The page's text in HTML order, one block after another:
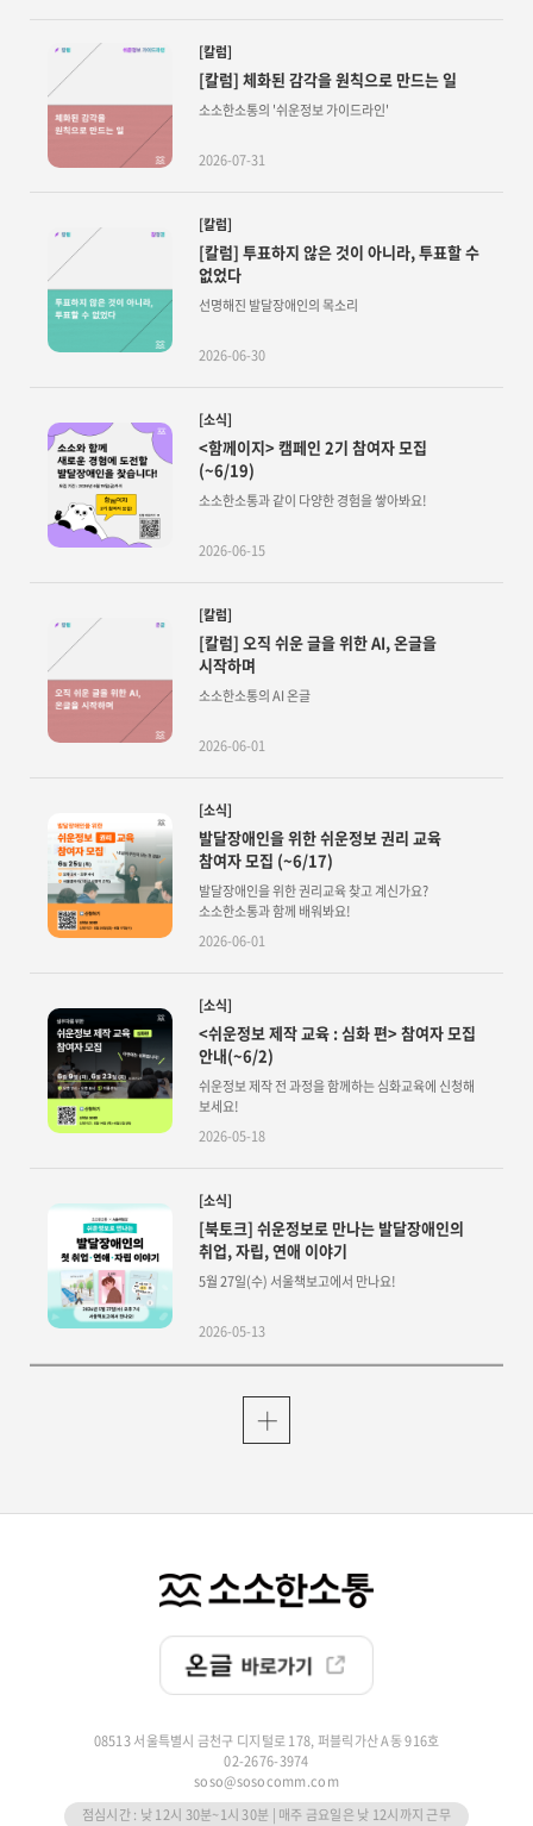
[칼럼]
[칼럼] 체화된 감각을 원칙으로 만드는 일
소소한소통의 '쉬운정보 가이드라인'
2026-07-31
[칼럼]
[칼럼] 투표하지 않은 것이 아니라, 투표할 수
없었다
선명해진 발달장애인의 목소리
2026-06-30
[소식]
<함께이지> 캠페인 2기 참여자 모집
(~6/19)
소소한소통과 같이 다양한 경험을 쌓아봐요!
2026-06-15
[칼럼]
[칼럼] 오직 쉬운 글을 위한 AI, 온글을
시작하며
소소한소통의 AI 온글
2026-06-01
[소식]
발달장애인을 위한 쉬운정보 권리 교육
참여자 모집 (~6/17)
발달장애인을 위한 권리교육 찾고 계신가요?
소소한소통과 함께 배워봐요!
2026-06-01
[소식]
<쉬운정보 제작 교육 : 심화 편> 참여자 모집
안내(~6/2)
쉬운정보 제작 전 과정을 함께하는 심화교육에 신청해
보세요!
2026-05-18
[소식]
[북토크] 쉬운정보로 만나는 발달장애인의
취업, 자립, 연애 이야기
5월 27일(수) 서울책보고에서 만나요!
2026-05-13
08513 서울특별시 금천구 디지털로 178, 퍼블릭가산 A동 916호
02-2676-3974
soso@sosocomm.com
점심시간 : 낮 12시 30분~1시 30분 | 매주 금요일은 낮 12시까지 근무